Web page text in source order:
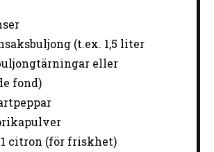
(t.ex. 1,5 liter
eller
fond)
citron (för friskhet)